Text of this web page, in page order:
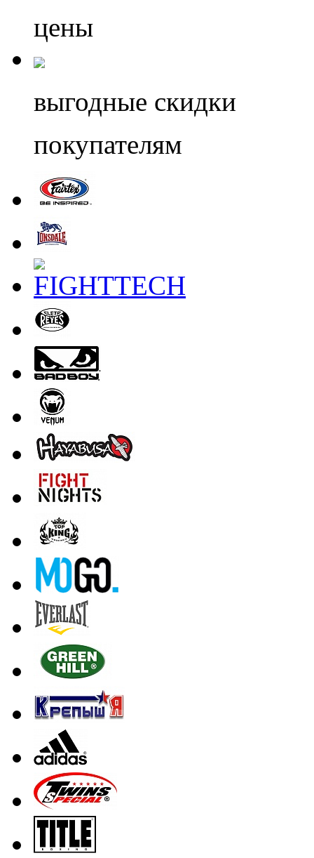
цены
выгодные скидки
покупателям